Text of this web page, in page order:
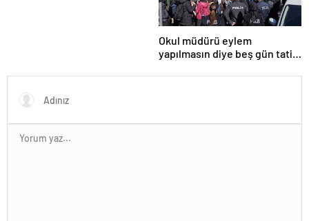
Okul müdürü eylem
yapılmasın diye beş gün tatil